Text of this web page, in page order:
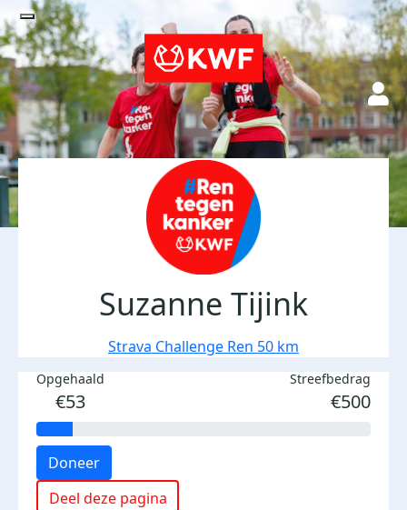
Suzanne Tijink
Strava Challenge Ren 50 km
Opgehaald
€53
Streefbedrag
€500
Doneer
Deel deze pagina